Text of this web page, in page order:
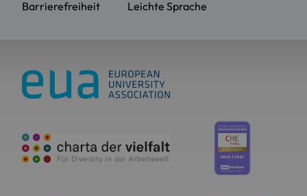
Barrierefreiheit Leichte Sprache